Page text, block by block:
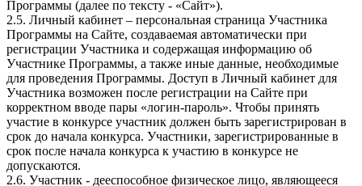
Программы (далее по тексту - «Сайт»).
2.5. Личный кабинет – персональная страница Участника
Программы на Сайте, создаваемая автоматически при
регистрации Участника и содержащая информацию об
Участнике Программы, а также иные данные, необходимые
для проведения Программы. Доступ в Личный кабинет для
Участника возможен после регистрации на Сайте при
корректном вводе пары «логин-пароль». Чтобы принять
участие в конкурсе участник должен быть зарегистрирован в
срок до начала конкурса. Участники, зарегистрированные в
срок после начала конкурса к участию в конкурсе не
допускаются.
2.6. Участник - дееспособное физическое лицо, являющееся